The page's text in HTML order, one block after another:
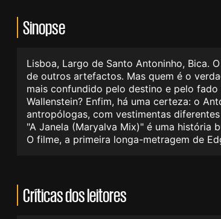
Sinopse
Lisboa, Largo de Santo Antoninho, Bica.
de outros artefactos. Mas quem é o
mais confundido pelo destino e pelo fado
Wallenstein? Enfim, há uma certeza: o
antropólogas, com vestimentas
"A Janela (Maryalva Mix)" é uma história
O filme, a primeira longa-metragem de
Críticas dos leitores